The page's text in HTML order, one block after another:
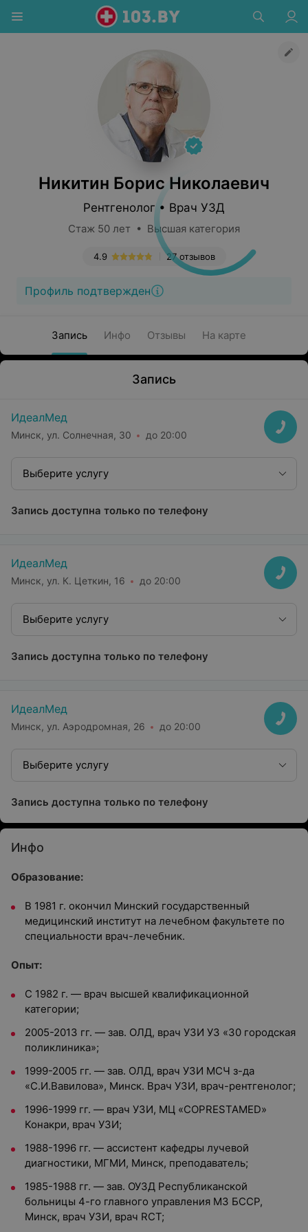
Никитин Борис Николаевич
Рентгенолог • Врач УЗД
Стаж 50 лет • Высшая категория
27 отзывов
4.9
Профиль подтвержден
Запись Инфо Отзывы На карте
Запись
ИдеалМед
Минск, ул. Солнечная, 30 до 20:00
Выберите услугу
Запись доступна только по телефону
ИдеалМед
Минск, ул. К. Цеткин, 16 до 20:00
Выберите услугу
Запись доступна только по телефону
ИдеалМед
Минск, ул. Аэродромная, 26 до 20:00
Выберите услугу
Запись доступна только по телефону
Инфо
Образование:
В 1981 г. окончил Минский государственный
медицинский институт на лечебном факультете по
специальности врач-лечебник.
Опыт:
С 1982 г. — врач высшей квалификационной
категории;
2005-2013 гг. — зав. ОЛД, врач УЗИ УЗ «30 городская
поликлиника»;
1999-2005 гг. — зав. ОЛД, врач УЗИ МСЧ з-да
«С.И.Вавилова», Минск. Врач УЗИ, врач-рентгенолог;
1996-1999 гг. — врач УЗИ, МЦ «COPRESTAMED»
Конакри, врач УЗИ;
1988-1996 гг. — ассистент кафедры лучевой
диагностики, МГМИ, Минск, преподаватель;
1985-1988 гг. — зав. ОУЗД Республиканской
больницы 4-го главного управления МЗ БССР,
Минск, врач УЗИ, врач RСТ;